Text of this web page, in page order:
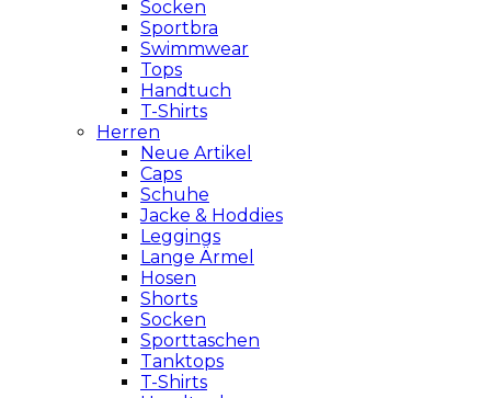
Socken
Sportbra
Swimmwear
Tops
Handtuch
T-Shirts
Herren
Neue Artikel
Caps
Schuhe
Jacke & Hoddies
Leggings
Lange Ärmel
Hosen
Shorts
Socken
Sporttaschen
Tanktops
T-Shirts